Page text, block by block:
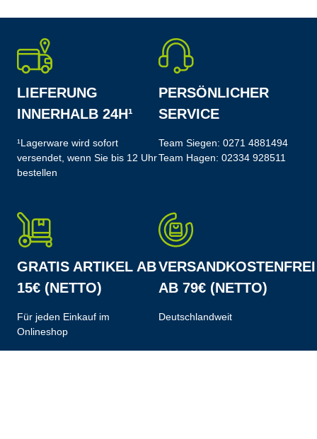
LIEFERUNG
INNERHALB 24H¹
¹Lagerware wird sofort
versendet, wenn Sie bis 12 Uhr
bestellen
PERSÖNLICHER
SERVICE
Team Siegen: 0271 4881494
Team Hagen: 02334 928511
GRATIS ARTIKEL AB
15€ (NETTO)
Für jeden Einkauf im
Onlineshop
VERSANDKOSTENFREI
AB 79€ (NETTO)
Deutschlandweit